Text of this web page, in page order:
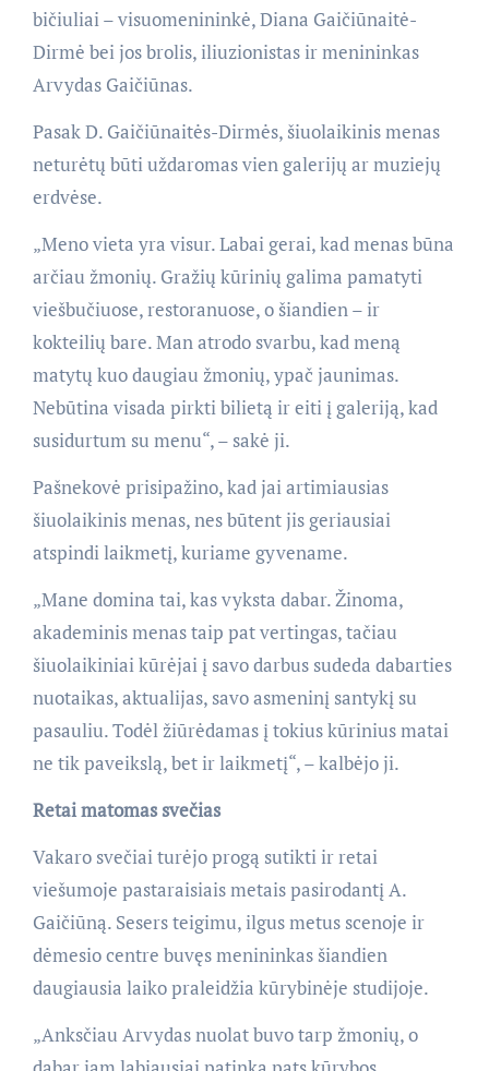
bičiuliai – visuomenininkė, Diana Gaičiūnaitė-
Dirmė bei jos brolis, iliuzionistas ir menininkas
Arvydas Gaičiūnas.
Pasak D. Gaičiūnaitės-Dirmės, šiuolaikinis menas
neturėtų būti uždaromas vien galerijų ar muziejų
erdvėse.
„Meno vieta yra visur. Labai gerai, kad menas būna
arčiau žmonių. Gražių kūrinių galima pamatyti
viešbučiuose, restoranuose, o šiandien – ir
kokteilių bare. Man atrodo svarbu, kad meną
matytų kuo daugiau žmonių, ypač jaunimas.
Nebūtina visada pirkti bilietą ir eiti į galeriją, kad
susidurtum su menu“, – sakė ji.
Pašnekovė prisipažino, kad jai artimiausias
šiuolaikinis menas, nes būtent jis geriausiai
atspindi laikmetį, kuriame gyvename.
„Mane domina tai, kas vyksta dabar. Žinoma,
akademinis menas taip pat vertingas, tačiau
šiuolaikiniai kūrėjai į savo darbus sudeda dabarties
nuotaikas, aktualijas, savo asmeninį santykį su
pasauliu. Todėl žiūrėdamas į tokius kūrinius matai
ne tik paveikslą, bet ir laikmetį“, – kalbėjo ji.
Retai matomas svečias
Vakaro svečiai turėjo progą sutikti ir retai
viešumoje pastaraisiais metais pasirodantį A.
Gaičiūną. Sesers teigimu, ilgus metus scenoje ir
dėmesio centre buvęs menininkas šiandien
daugiausia laiko praleidžia kūrybinėje studijoje.
„Anksčiau Arvydas nuolat buvo tarp žmonių, o